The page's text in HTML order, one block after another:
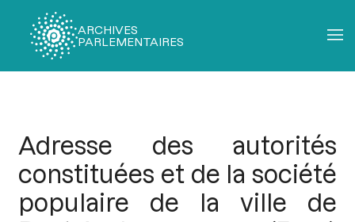
ARCHIVES
PARLEMENTAIRES
Adresse des autorités
constituées et de la société
populaire de la ville de